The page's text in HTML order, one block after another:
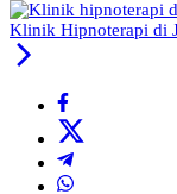
Klinik Hipnoterapi di